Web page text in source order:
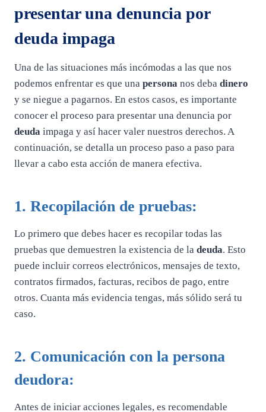
presentar una denuncia por
deuda impaga
Una de las situaciones más incómodas a las que nos
podemos enfrentar es que una persona nos deba dinero
y se niegue a pagarnos. En estos casos, es importante
conocer el proceso para presentar una denuncia por
deuda impaga y así hacer valer nuestros derechos. A
continuación, se detalla un proceso paso a paso para
llevar a cabo esta acción de manera efectiva.
1. Recopilación de pruebas:
Lo primero que debes hacer es recopilar todas las
pruebas que demuestren la existencia de la deuda. Esto
puede incluir correos electrónicos, mensajes de texto,
contratos firmados, facturas, recibos de pago, entre
otros. Cuanta más evidencia tengas, más sólido será tu
caso.
2. Comunicación con la persona
deudora:
Antes de iniciar acciones legales, es recomendable